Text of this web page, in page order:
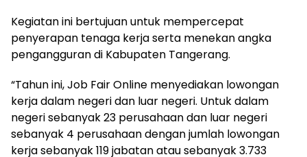
Kegiatan ini bertujuan untuk mempercepat
penyerapan tenaga kerja serta menekan angka
pengangguran di Kabupaten Tangerang.
“Tahun ini, Job Fair Online menyediakan lowongan
kerja dalam negeri dan luar negeri. Untuk dalam
negeri sebanyak 23 perusahaan dan luar negeri
sebanyak 4 perusahaan dengan jumlah lowongan
kerja sebanyak 119 jabatan atau sebanyak 3.733